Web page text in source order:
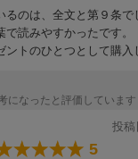
可能です。
も憲法に定められておら
和と民主主義が守られて
壊されかけていますが
う)
のは、全文と第９条で
読みやすかったです。
トのひとつとして購入
になったと評価しています
投稿
5